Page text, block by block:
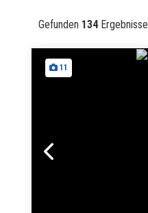
Gefunden 134Ergebnisse
11